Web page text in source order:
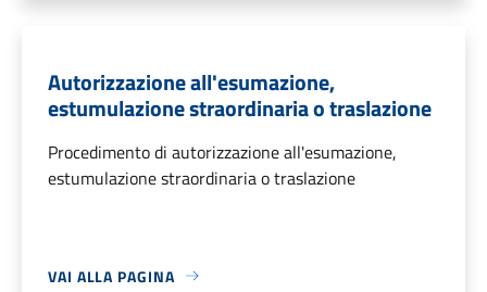
Autorizzazione all'esumazione,
estumulazione straordinaria o traslazione
Procedimento di autorizzazione all'esumazione,
estumulazione straordinaria o traslazione
VAI ALLA PAGINA